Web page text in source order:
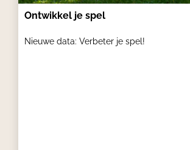
Ontwikkel je spel
Nieuwe data: Verbeter je spel!